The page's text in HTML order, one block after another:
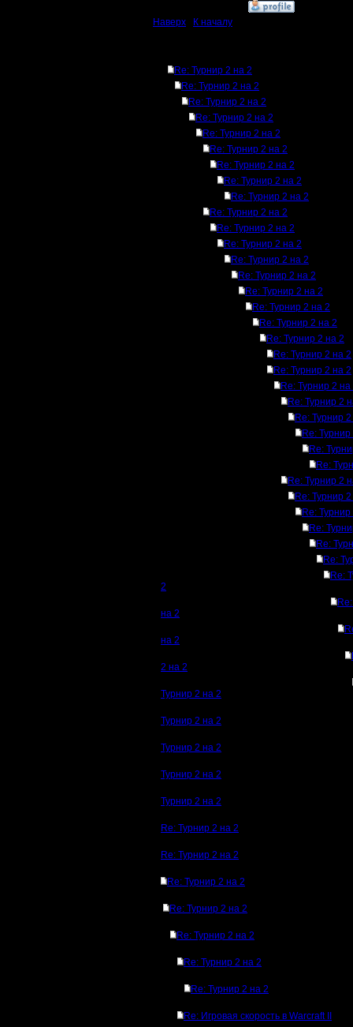
Наверх
К началу
Re: Турнир 2 на 2
Re: Турнир 2 на 2
Re: Турнир 2 на 2
Re: Турнир 2 на 2
Re: Турнир 2 на 2
Re: Турнир 2 на 2
Re: Турнир 2 на 2
Re: Турнир 2 на 2
Re: Турнир 2 на 2
Re: Турнир 2 на 2
Re: Турнир 2 на 2
Re: Турнир 2 на 2
Re: Турнир 2 на 2
Re: Турнир 2 на 2
Re: Турнир 2 на 2
Re: Турнир 2 на 2
Re: Турнир 2 на 2
Re: Турнир 2 на 2
Re: Турнир 2 на 2
Re: Турнир 2 на 2
Re: Турнир 2 на
Re: Турнир 2
Re: Турнир
Re:
Re:
Re:
Re: Турнир 2
Re: Турнир
Re:
Re:
Re:
Re:
Re:
2
на 2
на 2
2 на 2
Турнир 2 на 2
Турнир 2 на 2
Турнир 2 на 2
Турнир 2 на 2
Турнир 2 на 2
Re: Турнир 2 на 2
Re: Турнир 2 на 2
Re: Турнир 2 на 2
Re: Турнир 2 на 2
Re: Турнир 2 на 2
Re: Турнир 2 на 2
Re: Турнир 2 на 2
Re: Игровая скорость в Warcraft II